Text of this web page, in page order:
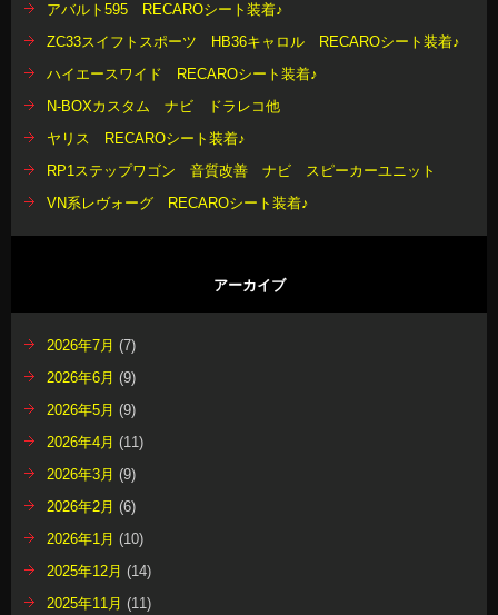
アバルト595 RECAROシート装着♪
ZC33スイフトスポーツ HB36キャロル RECAROシート装着♪
ハイエースワイド RECAROシート装着♪
N-BOXカスタム ナビ ドラレコ他
ヤリス RECAROシート装着♪
RP1ステップワゴン 音質改善 ナビ スピーカーユニット
VN系レヴォーグ RECAROシート装着♪
アーカイブ
2026年7月 (7)
2026年6月 (9)
2026年5月 (9)
2026年4月 (11)
2026年3月 (9)
2026年2月 (6)
2026年1月 (10)
2025年12月 (14)
2025年11月 (11)